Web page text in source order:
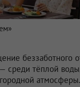
беззаботного
среди тёплой
атмосферы.